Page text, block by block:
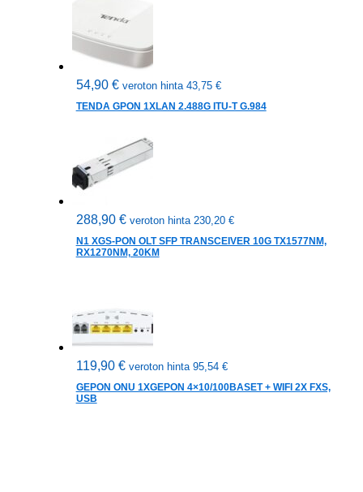
54,90 € veroton hinta 43,75 €
TENDA GPON 1XLAN 2.488G ITU-T G.984
288,90 € veroton hinta 230,20 €
N1 XGS-PON OLT SFP TRANSCEIVER 10G TX1577NM,
RX1270NM, 20KM
119,90 € veroton hinta 95,54 €
GEPON ONU 1XGEPON 4×10/100BASET + WIFI 2X FXS,
USB